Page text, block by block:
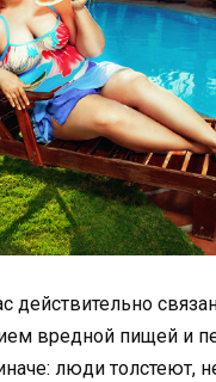
действительно
вредной пищей и
люди толстеют,